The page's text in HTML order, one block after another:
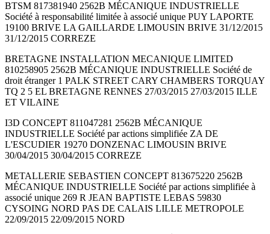
BTSM 817381940 2562B MÉCANIQUE INDUSTRIELLE
Société à responsabilité limitée à associé unique PUY LAPORTE
19100 BRIVE LA GAILLARDE LIMOUSIN BRIVE 31/12/2015
31/12/2015 CORREZE
BRETAGNE INSTALLATION MECANIQUE LIMITED
810258905 2562B MÉCANIQUE INDUSTRIELLE Société de
droit étranger 1 PALK STREET CARY CHAMBERS TORQUAY
TQ 2 5 EL BRETAGNE RENNES 27/03/2015 27/03/2015 ILLE
ET VILAINE
I3D CONCEPT 811047281 2562B MÉCANIQUE
INDUSTRIELLE Société par actions simplifiée ZA DE
L'ESCUDIER 19270 DONZENAC LIMOUSIN BRIVE
30/04/2015 30/04/2015 CORREZE
METALLERIE SEBASTIEN CONCEPT 813675220 2562B
MÉCANIQUE INDUSTRIELLE Société par actions simplifiée à
associé unique 269 R JEAN BAPTISTE LEBAS 59830
CYSOING NORD PAS DE CALAIS LILLE METROPOLE
22/09/2015 22/09/2015 NORD